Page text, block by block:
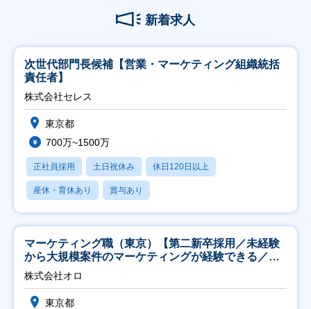
新着求人
次世代部門長候補【営業・マーケティング組織統括
責任者】
株式会社セレス
東京都
700万~1500万
正社員採用 土日祝休み 休日120日以上
産休・育休あり 賞与あり
マーケティング職（東京）【第二新卒採用／未経験
から大規模案件のマーケティングが経験できる／研
修充実】
株式会社オロ
東京都